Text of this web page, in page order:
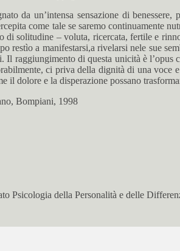
da un’intensa sensazione di
come tale se saremo
di solitudine – voluta, ricercata, fertile e
restìo a manifestarsi,a rivelarsi nele sue
Il raggiungimento di questa unicità è
ci priva della dignità di una
il dolore e la disperazione possano
Bompiani, 1998
Psicologia della Personalità e delle